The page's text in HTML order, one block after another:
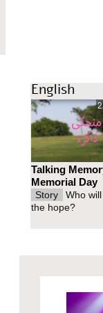
English
Talking
Memorial Day
Story
Who
the hope?